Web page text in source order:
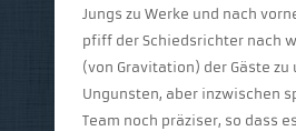
Jungs zu Werke und nach
pfiff der Schiedsrichter nach
(von Gravitation) der Gäste zu
Ungunsten, aber inzwischen
Team noch präziser, so dass